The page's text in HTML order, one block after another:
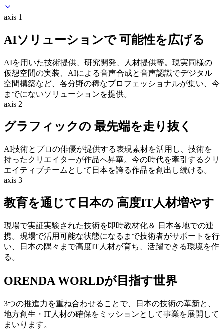
axis 1
AIソリューションで 可能性を広げる
AIを用いた技術提供、研究開発、人材提供等。現実同様の
仮想空間の実装、AIによる音声合成と音声認識でデジタル
空間構築など、各分野の稀なプロフェッショナルが集い、今
までにないソリューションを提供。
axis 2
グラフィックの 最先端を走り抜く
AI技術とプロの俳優が提供する表現素材を活用し、技術を
持ったクリエイターが作品へ昇華。今の時代を牽引するクリ
エイティブチームとして日本を誇る作品を創出し続ける。
axis 3
教育を通じて日本の 高度IT人材増やす
現場で実証実験された技術を即時教材化＆ 日本各地での連
携。現場で活用可能な状態になるまで技術者がサポートを行
い、日本の隅々まで高度IT人材が育ち、活躍できる環境を作
る。
ORENDA WORLDが目指す世界
3つの推進力を重ね合わせることで、日本の技術の革新と、
地方創生・IT人材の確保をミッションとして事業を展開して
まいります。